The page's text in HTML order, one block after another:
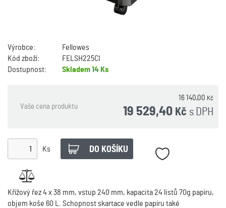
Výrobce:
Fellowes
Kód zboží:
FELSH225CI
Dostupnost:
Skladem14 Ks
Vaše cena produktu
16 140,00 Kč
s DPH
19 529,40 Kč
Ks
Křížový řez 4 x 38 mm, vstup 240 mm, kapacita 24 listů 70g papíru,
objem koše 60 L. Schopnost skartace vedle papíru také